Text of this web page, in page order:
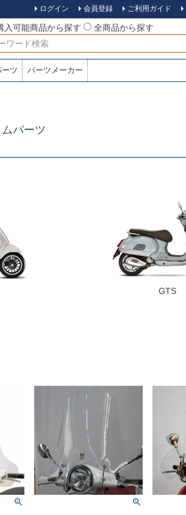
ログイン 会員登録 ご利用ガイド
入可能商品から探す
全商品から探す
ツ パーツメーカー
パーツ
GTS